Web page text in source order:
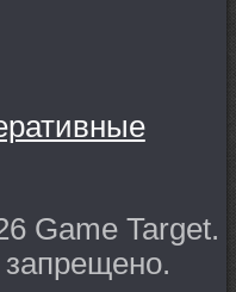
Game Target.